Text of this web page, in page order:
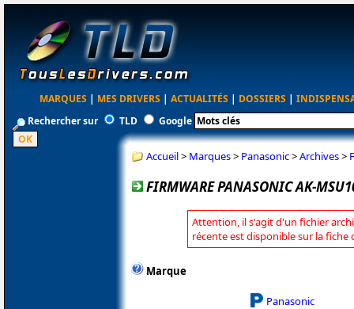
MARQUES | MES DRIVERS | ACTUALITÉS | DOSSIERS |
Rechercher sur
TLD Google
Accueil> Marques> Panasonic>Archives>
FIRMWARE PANASONIC AK-
Attention, il s'agit d'un fichier
récente est disponible sur la fiche
Marque
Panasonic